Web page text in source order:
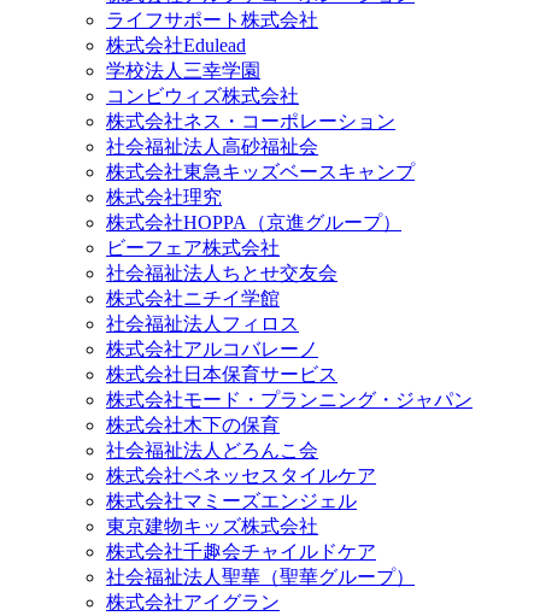
ライフサポート株式会社
株式会社Edulead
学校法人三幸学園
コンビウィズ株式会社
株式会社ネス・コーポレーション
社会福祉法人高砂福祉会
株式会社東急キッズベースキャンプ
株式会社理究
株式会社HOPPA（京進グループ）
ビーフェア株式会社
社会福祉法人ちとせ交友会
株式会社ニチイ学館
社会福祉法人フィロス
株式会社アルコバレーノ
株式会社日本保育サービス
株式会社モード・プランニング・ジャパン
株式会社木下の保育
社会福祉法人どろんこ会
株式会社ベネッセスタイルケア
株式会社マミーズエンジェル
東京建物キッズ株式会社
株式会社千趣会チャイルドケア
社会福祉法人聖華（聖華グループ）
株式会社アイグラン